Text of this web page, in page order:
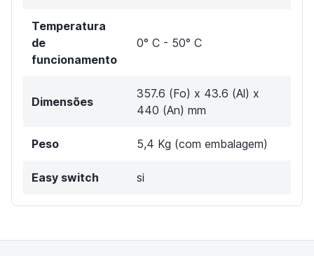
Temperatura
de
funcionamento
0° C - 50° C
Dimensões
357.6 (Fo) x 43.6 (Al) x
440 (An) mm
Peso 5,4 Kg (com embalagem)
Easy switch si